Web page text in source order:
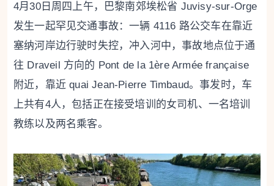
4月30日周四上午，巴黎南郊埃松省 Juvisy-sur-Orge
发生一起罕见交通事故：一辆 4116 路公交车在靠近
塞纳河岸边行驶时失控，冲入河中，事故地点位于通
往 Draveil 方向的 Pont de la 1ère Armée française
附近，靠近 quai Jean-Pierre Timbaud。事发时，车
上共有4人，包括正在接受培训的女司机、一名培训
教练以及两名乘客。